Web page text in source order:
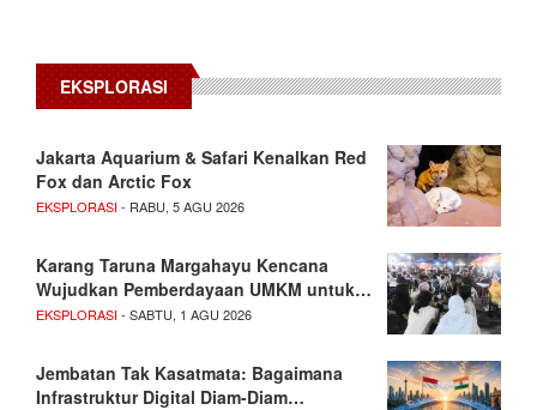
EKSPLORASI
Jakarta Aquarium & Safari Kenalkan Red
Fox dan Arctic Fox
EKSPLORASI- RABU, 5 AGU 2026
Karang Taruna Margahayu Kencana
Wujudkan Pemberdayaan UMKM untuk…
EKSPLORASI- SABTU, 1 AGU 2026
Jembatan Tak Kasatmata: Bagaimana
Infrastruktur Digital Diam-Diam…